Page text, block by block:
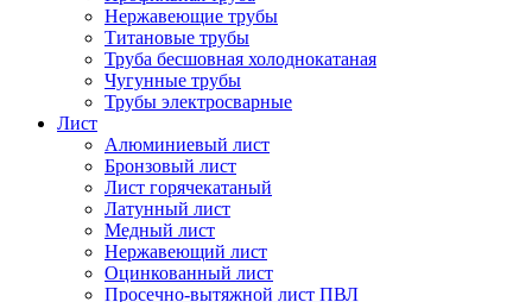
Нержавеющие трубы
Титановые трубы
Труба бесшовная холоднокатаная
Чугунные трубы
Трубы электросварные
Лист
Алюминиевый лист
Бронзовый лист
Лист горячекатаный
Латунный лист
Медный лист
Нержавеющий лист
Оцинкованный лист
Просечно-вытяжной лист ПВЛ